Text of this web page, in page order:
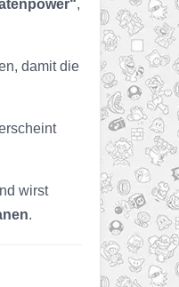
,
damit die
wirst
.